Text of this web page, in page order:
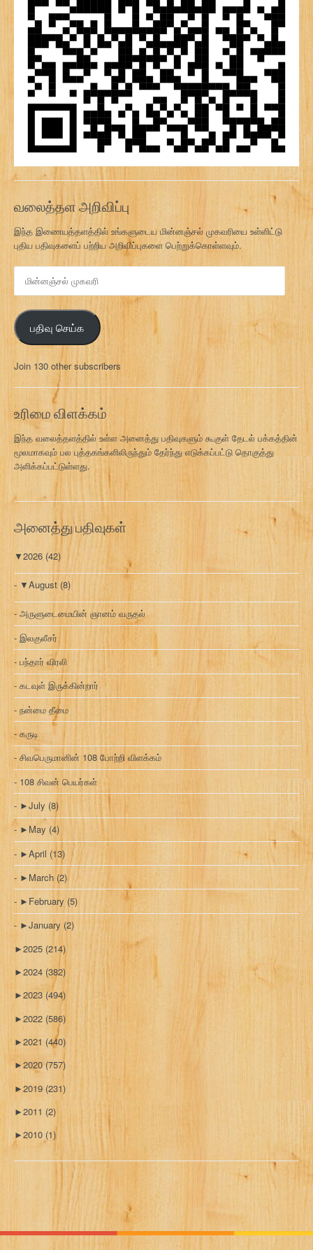
வலைத்தள அறிவிப்பு
இந்த இணையத்தளத்தில் உங்களுடைய மின்னஞ்சல் முகவரியை உள்ளிட்டு
புதிய பதிவுகளைப் பற்றிய அறிவிப்புகளை பெற்றுக்கொள்ளவும்.
ஞ்
ச
ல்
க
வ
பதிவு செய்க
Join 130 other subscribers
உரிமை விளக்கம்
இந்த வலைத்தளத்தில் உள்ள அனைத்து பதிவுகளும் கூகுள் தேடல் பக்கத்தின்
மூலமாகவும் பல புத்தகங்களிலிருந்தும் தேர்ந்து எடுக்கப்பட்டு தொகுத்து
அளிக்கப்பட்டுள்ளது.
அனைத்து பதிவுகள்
▼2026 (42)
▼August (8)
அருளுடைமையின் ஞானம் வருதல்
இலகுலீசர்
பந்தார் விரலி
கடவுள் இருக்கின்றார்
நன்மை தீமை
கருடி
சிவபெருமானின் 108 போற்றி விளக்கம்
108 சிவன் பெயர்கள்
►July (8)
► May (4)
►April (13)
► March(2)
► February(5)
►January (2)
►2025 (214)
►2024 (382)
►2023 (494)
►2022 (586)
►2021 (440)
►2020(757)
►2019 (231)
►2011 (2)
►2010 (1)